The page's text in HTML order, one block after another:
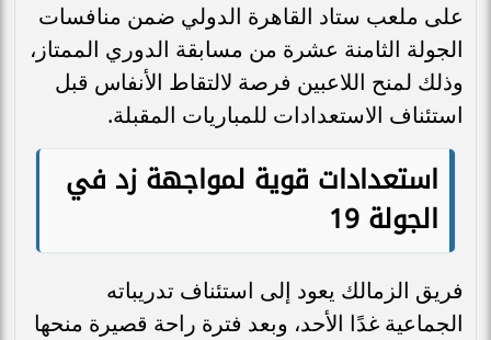
على ملعب ستاد القاهرة الدولي ضمن منافسات
الجولة الثامنة عشرة من مسابقة الدوري الممتاز،
وذلك لمنح اللاعبين فرصة لالتقاط الأنفاس قبل
استئناف الاستعدادات للمباريات المقبلة.
استعدادات قوية لمواجهة زد في
الجولة 19
فريق الزمالك يعود إلى استئناف تدريباته
الجماعية غدًا الأحد، وبعد فترة راحة قصيرة منحها